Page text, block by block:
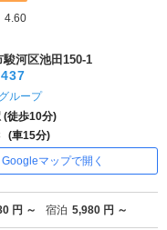
5つ星のうち4.5
4.60
河区池田150-1
ループ
(徒歩10分)
(車15分)
Googleマップで開く
円 ～ 宿泊 5,980 円 ～